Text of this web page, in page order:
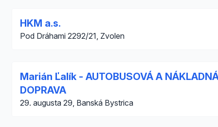
HKM a.s.
Pod Dráhami 2292/21, Zvolen
Marián Ľalík - AUTOBUSOVÁ A
DOPRAVA
29. augusta 29, Banská Bystrica